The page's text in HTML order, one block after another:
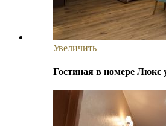
Увеличить
Гостиная в номере